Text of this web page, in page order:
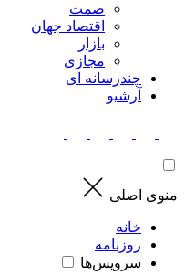
صمت
اقتصاد جهان
بازار
مجازی
چندرسانه ای
آرشیو
منوی اصلی
خانه
روزنامه
سرویس‌ها